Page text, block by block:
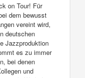
on Tour! Für
dem bewusst
vereint wird,
deutschen
Jazzproduktion
es zu immer
bei denen
und